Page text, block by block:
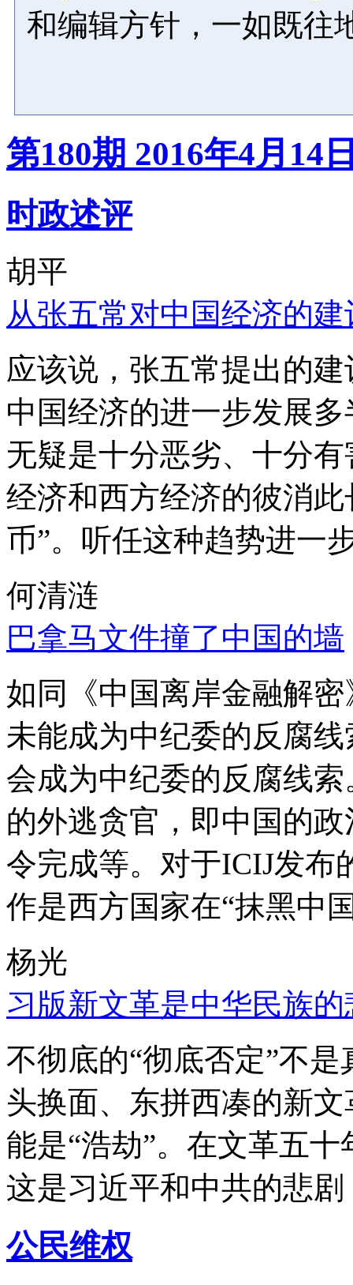
和编辑方针，一如既往
第180期 2016年4月14
时政述评
胡平
从张五常对中国经济的
应该说，张五常提出的
中国经济的进一步发展
无疑是十分恶劣、十分
经济和西方经济的彼消
币”。听任这种趋势进一
何清涟
巴拿马文件撞了中国的墙
如同《中国离岸金融解
未能成为中纪委的反腐
会成为中纪委的反腐线
的外逃贪官，即中国的
令完成等。对于ICIJ发布
作是西方国家在“抹黑中
杨光
习版新文革是中华民族的
不彻底的“彻底否定”不
头换面、东拼西凑的新
能是“浩劫”。在文革五
这是习近平和中共的悲
公民维权